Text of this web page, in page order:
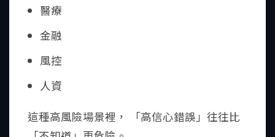
醫療
金融
風控
人資
這種高風險場景裡， 「高信心錯誤」往往比